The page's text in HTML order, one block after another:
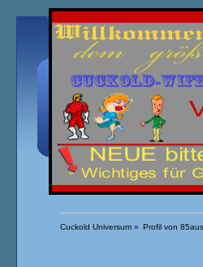
Übersicht Kalender
Cuckold Universum» Profil von